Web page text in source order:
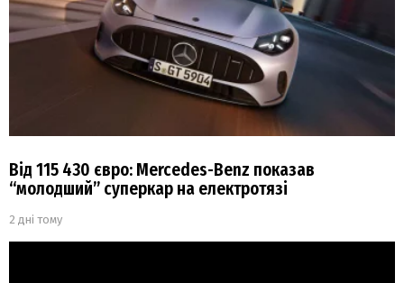
Від 115 430 євро: Mercedes-Benz показав
“молодший” суперкар на електротязі
2 дні тому